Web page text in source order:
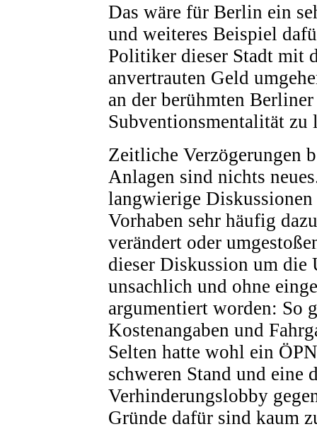
Das wäre für Berlin ein
und weiteres Beispiel
Politiker dieser Stadt mit
anvertrauten Geld
an der berühmten Berliner
Subventionsmentalität zu
Zeitliche Verzögerungen
Anlagen sind nichts
langwierige Diskussionen
Vorhaben sehr häufig
verändert oder
dieser Diskussion um die
unsachlich und ohne
argumentiert worden: So
Kostenangaben und
Selten hatte wohl ein
schweren Stand und eine
Verhinderungslobby
Gründe dafür sind kaum